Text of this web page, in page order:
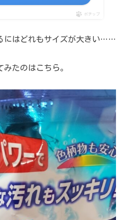
ポチップ
にはどれもサイズが大きい……
たのはこちら。